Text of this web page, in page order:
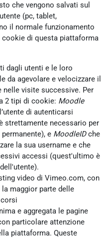
che vengono salvati sul
(pc, tablet,
il normale funzionamento
di questa piattaforma
dagli utenti e le loro
da agevolare e velocizzare il
nelle visite successive. Per
2 tipi di cookie: Moodle
di autenticarsi
strettamente necessario per
e MoodleIDche
la sua username e che
accessi (quest'ultimo è
video di Vimeo.com, con
maggior parte delle
e aggregata le pagine
particolare attenzione
piattaforma. Queste